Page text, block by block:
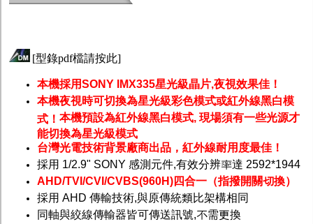
[型錄pdf檔請按此]
本機採用SONY IMX335星光級晶片,夜視效果佳！
本機夜視時可切換為星光級彩色模式或紅外線黑白模
式！ 本機預設為紅外線黑白模式, 現場須有一些光源才
能切換為星光級模式
台灣光電技術背景廠商出品，紅外線耐用度最佳！
採用 1/2.9" SONY 感測元件,有效分辨率達 2592*1944
AHD/TVI/CVI/CVBS(960H)四合一（指撥開關切換）
採用 AHD 傳輸技術,與原傳統類比架構相同
同軸與絞線傳輸器皆可傳送訊號,不需更換